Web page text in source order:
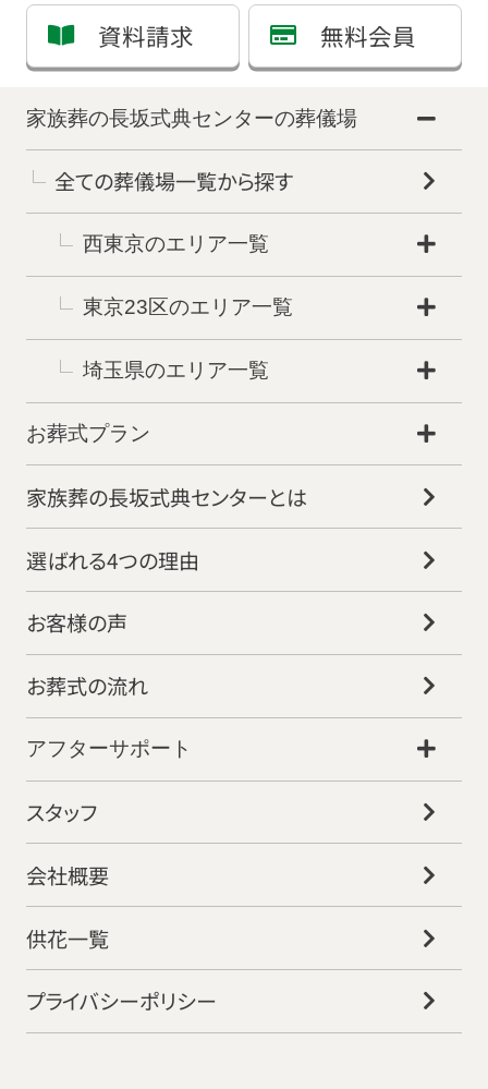
資料請求 無料会員
家族葬の長坂式典センターの葬儀場
全ての葬儀場一覧から探す
西東京のエリア一覧
東京23区のエリア一覧
埼玉県のエリア一覧
お葬式プラン
家族葬の長坂式典センターとは
選ばれる4つの理由
お客様の声
お葬式の流れ
アフターサポート
スタッフ
会社概要
供花一覧
プライバシーポリシー